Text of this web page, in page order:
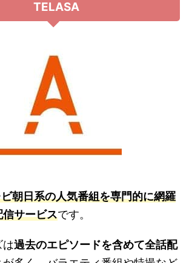
TELASA
朝日系の人気番組を専門的に網羅
サービスです。
は過去のエピソードを含めて全話配